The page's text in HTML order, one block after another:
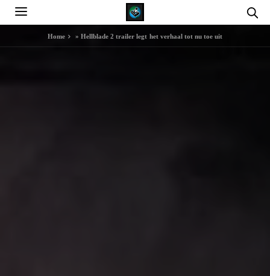
Home »Hellblade 2 trailer legt het verhaal tot nu toe uit